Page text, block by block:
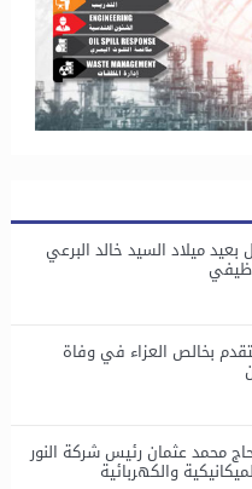
بعيد ميلاد السيد خالد البرعي
بخالص العزاء في وفاة
محمد عثمان رئيس شركة النور
والكهربائية